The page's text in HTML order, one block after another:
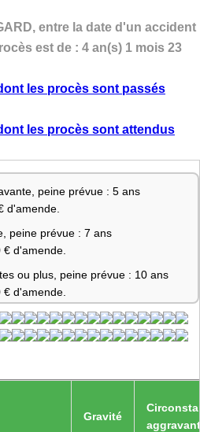
entre la date d'un accident
est de : 4 an(s) 1 mois 23
peine prévue : 5 ans
d'amende.
peine prévue : 7 ans
d'amende.
ou plus, peine prévue : 10 ans
d'amende.
Gravité